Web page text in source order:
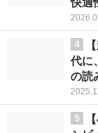
4
代に
の読
5